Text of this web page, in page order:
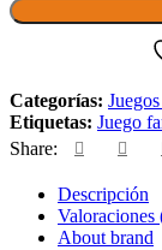
Categorías:
Etiquetas: Juego
Share:
Descripción
Valoraciones
About brand